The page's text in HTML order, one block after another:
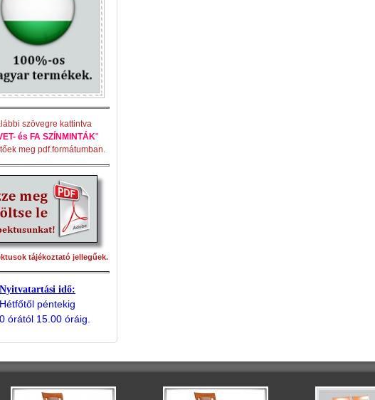
szövegre kattintva
és FA SZÍNMINTÁK"
meg pdf.formátumban.
tájékoztató jellegűek.
Nyitvatartási idő:
Hétfőtől péntekig
órától 15.00 óráig.